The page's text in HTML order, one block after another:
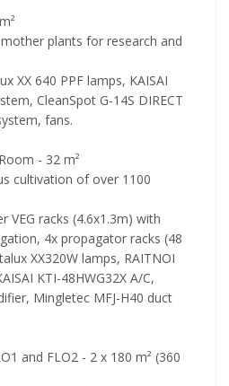
plants for research and
XX 640 PPF lamps, KAISAI
CleanSpot G-14S DIRECT
fans.
- 32 m²
cultivation of over 1100
VEG racks (4.6x1.3m) with
4x propagator racks (48
XX320W lamps, RAITNOI
KTI-48HWG32X A/C,
Mingletec MFJ-H40 duct
and FLO2 - 2 x 180 m² (360